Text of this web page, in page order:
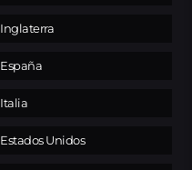
Inglaterra
España
Italia
Estados Unidos